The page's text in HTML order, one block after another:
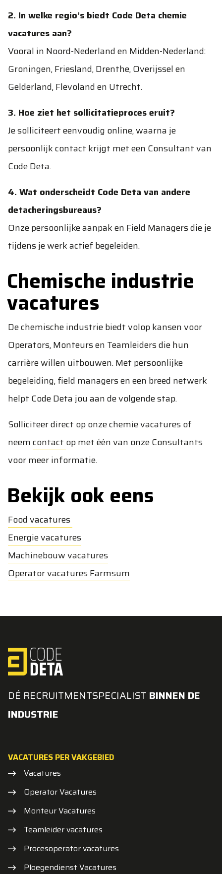
2. In welke regio’s biedt Code Deta chemie
vacatures aan?
Vooral in Noord-Nederland en Midden-Nederland:
Groningen, Friesland, Drenthe, Overijssel en
Gelderland, Flevoland en Utrecht.
3. Hoe ziet het sollicitatieproces eruit?
Je solliciteert eenvoudig online, waarna je
persoonlijk contact krijgt met een Consultant van
Code Deta.
4. Wat onderscheidt Code Deta van andere
detacheringsbureaus?
Onze persoonlijke aanpak en Field Managers die je
tijdens je werk actief begeleiden.
Chemische industrie
vacatures
De chemische industrie biedt volop kansen voor
Operators, Monteurs en Teamleiders die hun
carrière willen uitbouwen. Met persoonlijke
begeleiding, field managers en een breed netwerk
helpt Code Deta jou aan de volgende stap.
Solliciteer direct op onze chemie vacatures of
neemcontact op met één van onze Consultants
voor meer informatie.
Bekijk ook eens
Food vacatures
Energie vacatures
Machinebouw vacatures
Operator vacatures Farmsum
DÉ RECRUITMENTSPECIALIST BINNEN DE
INDUSTRIE
VACATURES PER VAKGEBIED
Vacatures
Operator Vacatures
Monteur Vacatures
Teamleider vacatures
Procesoperator vacatures
Ploegendienst Vacatures